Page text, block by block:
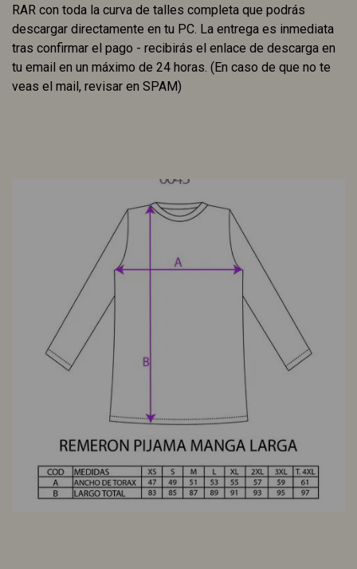
RAR con toda la curva de talles completa que podrás
descargar directamente en tu PC. La entrega es inmediata
tras confirmar el pago - recibirás el enlace de descarga en
tu email en un máximo de 24 horas. (En caso de que no te
veas el mail, revisar en SPAM)